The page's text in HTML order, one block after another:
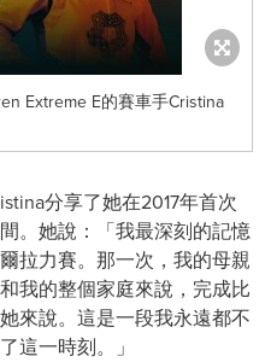
Extreme E的賽車手Cristina
分享了她在2017年首次
。她說：「我最深刻的記憶
拉力賽。那一次，我的母親
我的整個家庭來說，完成比
來說。這是一段我永遠都不
這一時刻。」